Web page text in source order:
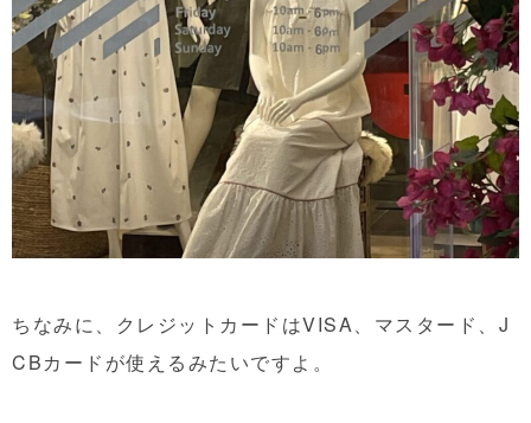
ちなみに、クレジットカードはVISA、マスタード、J
CBカードが使えるみたいですよ。